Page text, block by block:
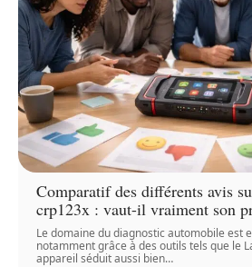
Comparatif des différents avis
crp123x : vaut-il vraiment son
Le domaine du diagnostic automobile est
notamment grâce à des outils tels que le
appareil séduit aussi bien…